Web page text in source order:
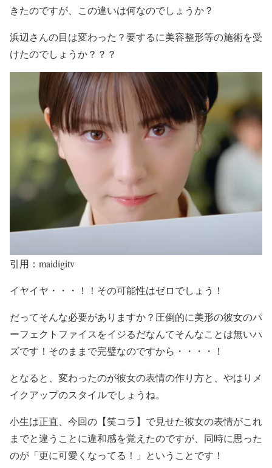
きたのですが、この違いは何なのでしょうか？
浜辺さんの目は変わった？要するに美容整形等の施術を受
けたのでしょうか？？？
引用：maidigitv
イヤイヤ・・・！！その可能性はゼロでしょう！
だってそんな必要がありますか？ 圧倒的に美形の彼女のパ
ーフェクトファイスをイジるだなんてそんなことは無いハ
ズです！ そのままで完璧なのですから・・・・！
となると、 変わったのが彼女の表情の作り方と、やはり メ
イクアップのスタイルでしょうね。
小生は正直、今回の 【笑コラ】で見せた彼女の表情がこれ
までと違うことに違和感を覚えたのですが、 同時に思った
のが「更に可愛くなってる！」 ということです！